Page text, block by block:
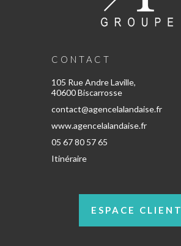
CONTACT
105 Rue Andre Laville,
40600 Biscarrosse
contact@agencelalandaise.fr
www.agencelalandaise.fr
05 67 80 57 65
Itinéraire
ESPACE CLIENT